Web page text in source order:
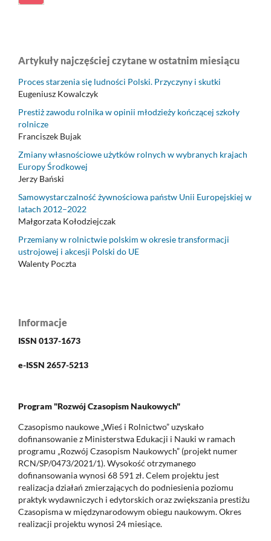
Artykuły najczęściej czytane w ostatnim miesiącu
Proces starzenia się ludności Polski. Przyczyny i skutki
Eugeniusz Kowalczyk
Prestiż zawodu rolnika w opinii młodzieży kończącej szkoły
rolnicze
Franciszek Bujak
Zmiany własnościowe użytków rolnych w wybranych krajach
Europy Środkowej
Jerzy Bański
Samowystarczalność żywnościowa państw Unii Europejskiej w
latach 2012–2022
Małgorzata Kołodziejczak
Przemiany w rolnictwie polskim w okresie transformacji
ustrojowej i akcesji Polski do UE
Walenty Poczta
Informacje
ISSN 0137-1673
e-ISSN 2657-5213
Program "Rozwój Czasopism Naukowych"
Czasopismo naukowe „Wieś i Rolnictwo” uzyskało
dofinansowanie z Ministerstwa Edukacji i Nauki w ramach
programu „Rozwój Czasopism Naukowych” (projekt numer
RCN/SP/0473/2021/1). Wysokość otrzymanego
dofinansowania wynosi 68 591 zł. Celem projektu jest
realizacja działań zmierzających do podniesienia poziomu
praktyk wydawniczych i edytorskich oraz zwiększania prestiżu
Czasopisma w międzynarodowym obiegu naukowym. Okres
realizacji projektu wynosi 24 miesiące.